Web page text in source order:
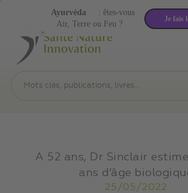
A 52 ans, Dr Sinclair
ans d’âge
25/05/2022
Air, Terre ou Feu ?
Ayurvéda : êtes-vous
Je fais